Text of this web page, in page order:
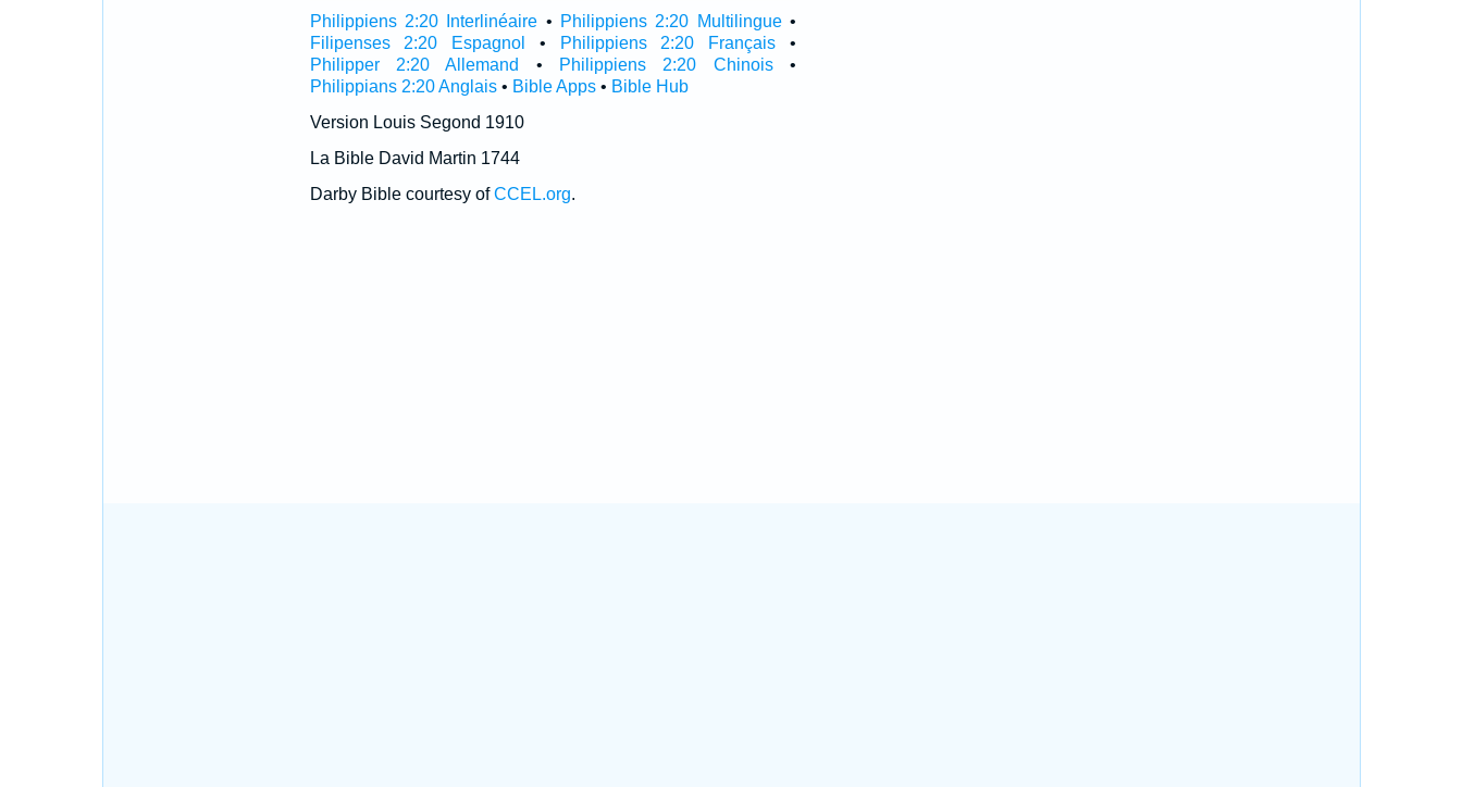
Philippiens 2:20 Interlinéaire • Philippiens 2:20 Multilingue•
Filipenses 2:20 Espagnol
• Philippiens 2:20 Français •
Philipper 2:20 Allemand
• Philippiens 2:20 Chinois•
Philippians 2:20 Anglais• Bible Apps• Bible Hub
Version Louis Segond 1910
La Bible David Martin 1744
Darby Bible courtesy ofCCEL.org.